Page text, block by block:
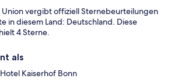
Union vergibt offiziell Sternebeurteilungen
in diesem Land: Deutschland. Diese
4 Sterne.
als
Kaiserhof Bonn